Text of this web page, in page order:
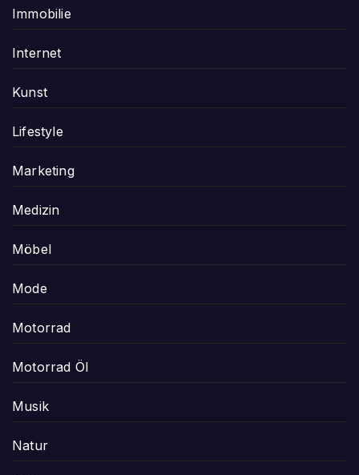
Immobilie
Internet
Kunst
Lifestyle
Marketing
Medizin
Möbel
Mode
Motorrad
Motorrad Öl
Musik
Natur